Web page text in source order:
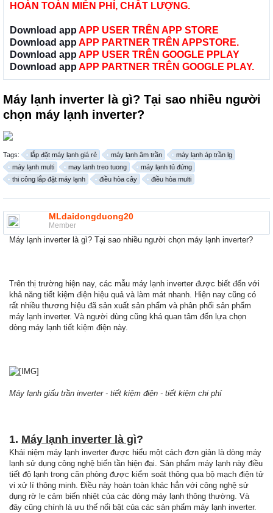
HOÀN TOÀN MIỄN PHÍ, CHẤT LƯỢNG.
Download app APP USER TRÊN APP STORE
Download app APP PARTNER TRÊN APPSTORE.
Download app APP USER TRÊN GOOGLE PPLAY
Download app APP PARTNER TRÊN GOOGLE PLAY.
Máy lạnh inverter là gì? Tại sao nhiều người
chọn máy lạnh inverter?
Tags: lắp đặt máy lạnh giá rẻ máy lạnh âm trần
máy lạnh áp trần lg
máy lạnh multi
may lanh treo tuong
máy lạnh tủ đứng
thi công lắp đặt máy lạnh
điều hòa cây điều hòa multi
MLdaidongduong20
Member
Máy lạnh inverter là gì? Tại sao nhiều người chọn máy lạnh inverter?
Trên thị trường hiện nay, các mẫu máy lạnh inverter được biết đến với
khả năng tiết kiệm điện hiệu quả và làm mát nhanh. Hiện nay cũng có
rất nhiều thương hiệu đã sản xuất sản phẩm và phân phối sản phẩm
máy lạnh inverter. Và người dùng cũng khá quan tâm đến lựa chọn
dòng máy lạnh tiết kiệm điện này.
Máy lạnh giấu trần inverter - tiết kiệm điện - tiết kiệm chi phí
1. Máy lạnh inverter là gì?
Khái niệm máy lạnh inverter được hiểu một cách đơn giản là dòng máy
lạnh sử dụng công nghệ biến tần hiện đại. Sản phẩm máy lạnh này điều
tiết độ lạnh trong căn phòng được kiểm soát thông qua bộ mạch điện tử
vi xử lí thông minh. Điều này hoàn toàn khác hẳn với công nghệ sử
dụng rờ le cảm biến nhiệt của các dòng máy lạnh thông thường. Và
đây cũng chính là ưu thế nổi bật của các sản phẩm máy lạnh inverter.